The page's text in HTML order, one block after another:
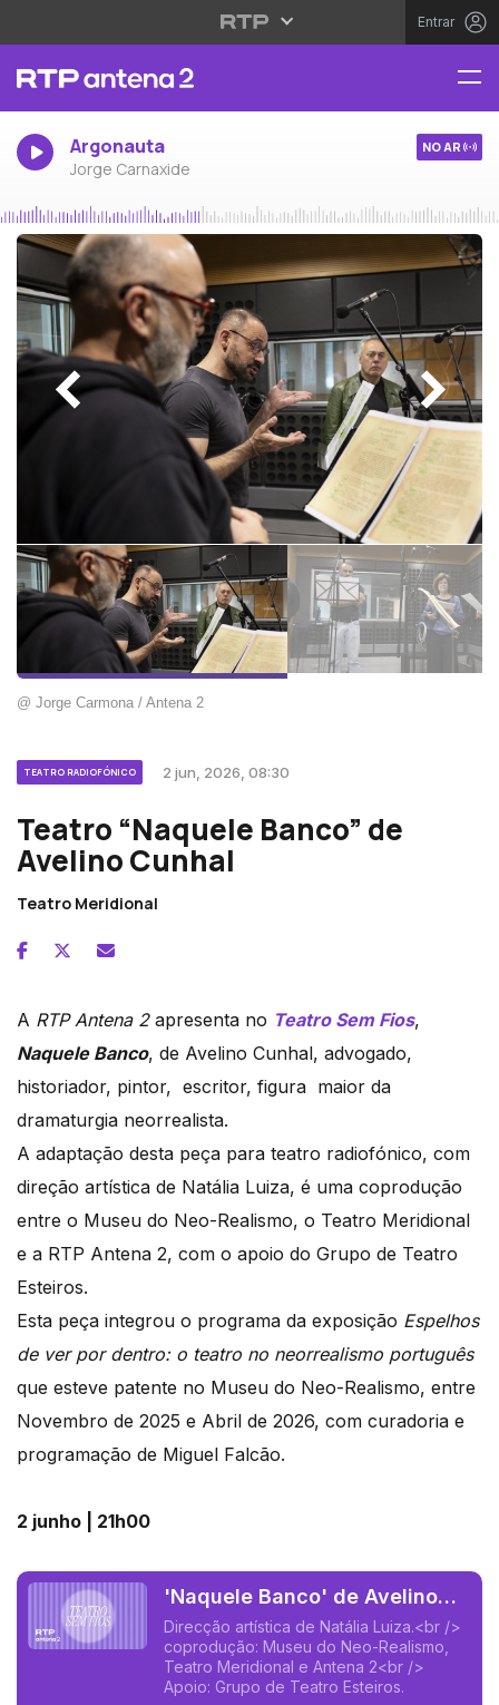
Entrar
Argonauta
Jorge Carnaxide
NO AR
@ Jorge Carmona / Antena 2
TEATRO RADIOFÓNICO 2 jun, 2026, 08:30
Teatro “Naquele Banco” de
Avelino Cunhal
Teatro Meridional
A RTP Antena 2apresenta no Teatro Sem Fios,
Naquele Banco, de Avelino Cunhal, advogado,
historiador, pintor, escritor, figura maior da
dramaturgia neorrealista.
A adaptação desta peça para teatro radiofónico, com
direção artística de Natália Luiza, é uma coprodução
entre o Museu do Neo-Realismo, o Teatro Meridional
e a RTP Antena 2, com o apoio do Grupo de Teatro
Esteiros.
Esta peça integrou o programa da exposição Espelhos
de ver por dentro: o teatro no neorrealismo português
que esteve patente no Museu do Neo-Realismo, entre
Novembro de 2025 e Abril de 2026, com curadoria e
programação de Miguel Falcão.
2 junho | 21h00
'Naquele Banco' de Avelino
Cunhal
Direcção artística de Natália Luiza.<br />
coprodução: Museu do Neo-Realismo,
Teatro Meridional e Antena 2<br />
Apoio: Grupo de Teatro Esteiros.